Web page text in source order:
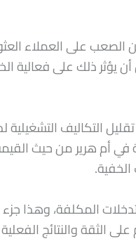
على العملاء
يؤثر ذلك على
التكاليف
هرير من حيث
المكلفة، وهذا
الثقة والنتائج